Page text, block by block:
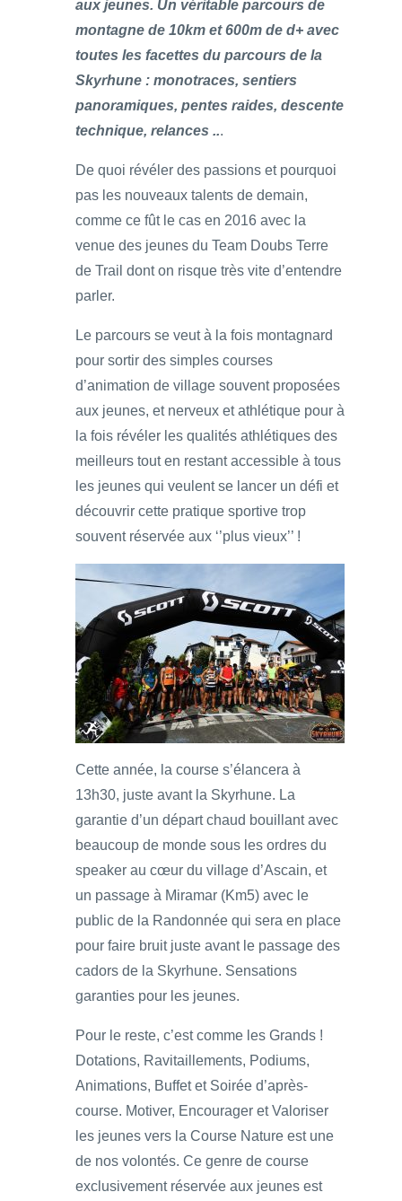
aux jeunes. Un véritable parcours de
montagne de 10km et 600m de d+ avec
toutes les facettes du parcours de la
Skyrhune : monotraces, sentiers
panoramiques, pentes raides, descente
technique, relances ...
De quoi révéler des passions et pourquoi
pas les nouveaux talents de demain,
comme ce fût le cas en 2016 avec la
venue des jeunes du Team Doubs Terre
de Trail dont on risque très vite d’entendre
parler.
Le parcours se veut à la fois montagnard
pour sortir des simples courses
d’animation de village souvent proposées
aux jeunes, et nerveux et athlétique pour à
la fois révéler les qualités athlétiques des
meilleurs tout en restant accessible à tous
les jeunes qui veulent se lancer un défi et
découvrir cette pratique sportive trop
souvent réservée aux ‘’plus vieux’’ !
Cette année, la course s’élancera à
13h30, juste avant la Skyrhune. La
garantie d’un départ chaud bouillant avec
beaucoup de monde sous les ordres du
speaker au cœur du village d’Ascain, et
un passage à Miramar (Km5) avec le
public de la Randonnée qui sera en place
pour faire bruit juste avant le passage des
cadors de la Skyrhune. Sensations
garanties pour les jeunes.
Pour le reste, c’est comme les Grands !
Dotations, Ravitaillements, Podiums,
Animations, Buffet et Soirée d’après-
course. Motiver, Encourager et Valoriser
les jeunes vers la Course Nature est une
de nos volontés. Ce genre de course
exclusivement réservée aux jeunes est